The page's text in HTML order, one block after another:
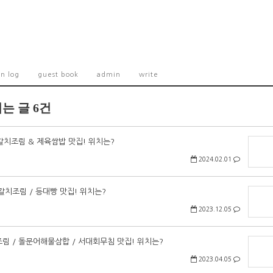
log guest book admin write
글 6건
조림 & 제육쌈밥 맛집! 위치는?
2024.02.01
치조림 / 등대빵 맛집! 위치는?
2023.12.05
/ 돌문어해물삼합 / 서대회무침 맛집! 위치는?
2023.04.05